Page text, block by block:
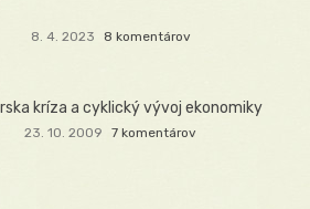
8. 4. 2023 8 komentárov
kríza a cyklický vývoj ekonomiky
23. 10. 2009 7 komentárov